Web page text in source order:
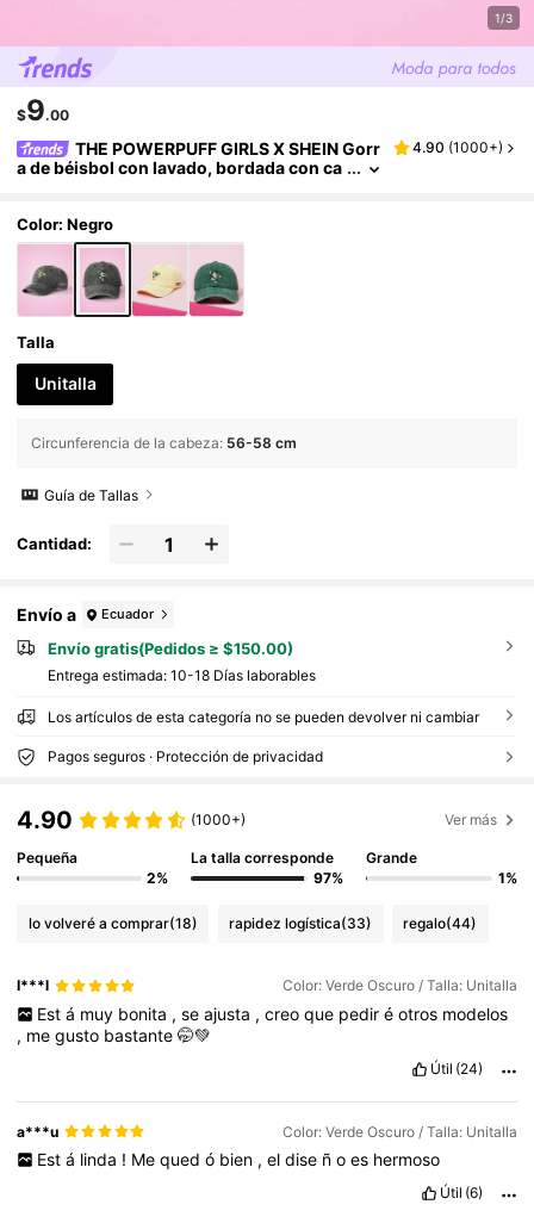
1/3
$9.00
THE POWERPUFF GIRLS X SHEIN Gorr
a de béisbol con lavado, bordada con ca
4.90 (1000+)
Color: Negro
Talla
Unitalla
Circunferencia de la cabeza: 56-58 cm
Guía de Tallas
Cantidad:
Envío a Ecuador
Envío gratis(Pedidos ≥ $150.00)
Entrega estimada: 10-18 Días laborables
Los artículos de esta categoría no se pueden devolver ni cambiar
Pagos seguros · Protección de privacidad
4.90 (1000+) Ver más
Pequeña
2%
La talla corresponde
97%
Grande
1%
lo volveré a comprar(18) rapidez logística(33) regalo(44)
I***l Color: Verde Oscuro / Talla: Unitalla
Est á muy bonita , se ajusta , creo que pedir é otros modelos
, megusto bastante🤭💚
Útil (24)
a***u Color: Verde Oscuro / Talla: Unitalla
Est á linda ! Me qued ó bien , el dise ñ o es hermoso
Útil (6)